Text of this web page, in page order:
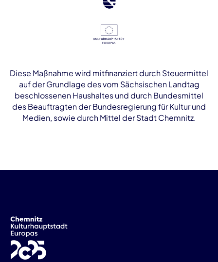
Diese Maßnahme wird mitfinanziert durch Steuermittel
auf der Grundlage des vom Sächsischen Landtag
beschlossenen Haushaltes und durch Bundesmittel
des Beauftragten der Bundesregierung für Kultur und
Medien, sowie durch Mittel der Stadt Chemnitz.